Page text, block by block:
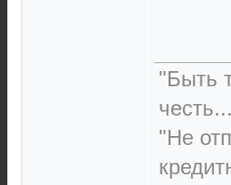
"Быть
"Не